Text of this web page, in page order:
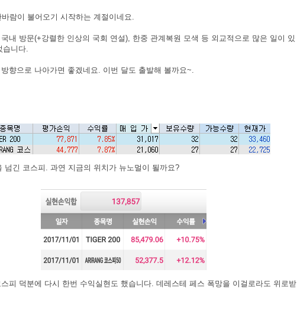
람이 불어오기 시작하는 계절이네요.
내 방문(+강렬한 인상의 국회 연설), 한중 관계복원 모색 등 외교적으로 많은 일이 있
습니다.
향으로 나아가면 좋겠네요. 이번 달도 출발해 볼까요~.
넘긴 코스피. 과연 지금의 위치가 뉴노멀이 될까요?
피 덕분에 다시 한번 수익실현도 했습니다. 데레스테 페스 폭망을 이걸로라도 위로받